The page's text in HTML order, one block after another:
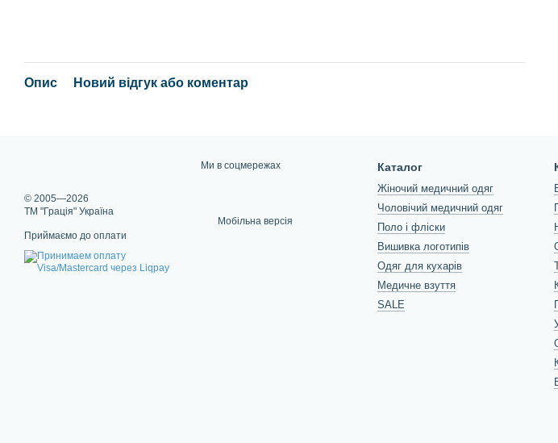
Опис Новий відгук або коментар
© 2005—2026
ТМ "Грація" Україна
Приймаємо до оплати
Ми в соцмережах
Мобільна версія
Каталог
Жіночий медичний одяг
Чоловічий медичний одяг
Поло і фліски
Вишивка логотипів
Одяг для кухарів
Медичне взуття
SALE